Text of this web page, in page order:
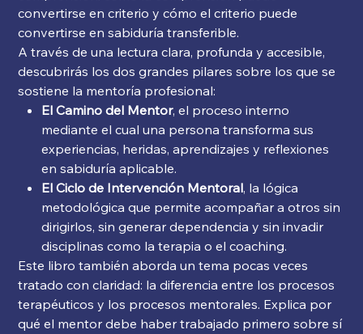
convertirse en criterio y cómo el criterio puede
convertirse en sabiduría transferible.
A través de una lectura clara, profunda y accesible,
descubrirás los dos grandes pilares sobre los que se
sostiene la mentoría profesional:
El Camino del Mentor, el proceso interno
mediante el cual una persona transforma sus
experiencias, heridas, aprendizajes y reflexiones
en sabiduría aplicable.
El Ciclo de Intervención Mentoral, la lógica
metodológica que permite acompañar a otros sin
dirigirlos, sin generar dependencia y sin invadir
disciplinas como la terapia o el coaching.
Este libro también aborda un tema pocas veces
tratado con claridad: la diferencia entre los procesos
terapéuticos y los procesos mentorales. Explica por
qué el mentor debe haber trabajado primero sobre sí